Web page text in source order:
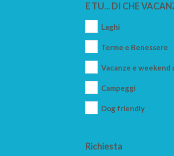
E TU... DI CHE
Laghi
Terme e Benessere
Vacanze e weekend
Campeggi
Dog friendly
Richiesta